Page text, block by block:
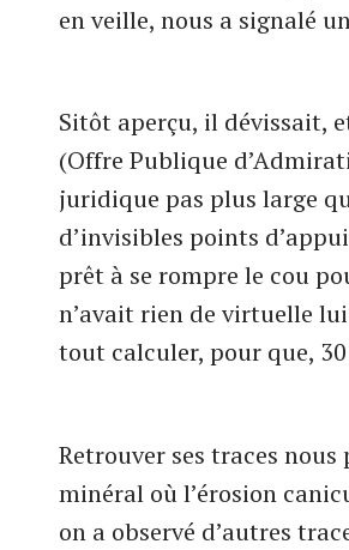
en veille, nous a signalé
Sitôt aperçu, il dévissait,
(Offre Publique
juridique pas plus large
d’invisibles points
prêt à se rompre le cou
n’avait rien de virtuelle
tout calculer, pour que,
Retrouver ses traces
minéral où l’érosion
on a observé d’autres